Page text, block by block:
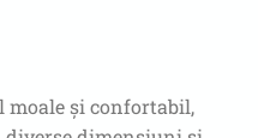
moale și confortabil,